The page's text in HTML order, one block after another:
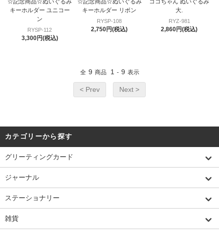
☆記念商品☆ぬいぐるみ
キーホルダー ユニコー
ン
RYSP-112
3,300円(税込)
☆記念商品☆ぬいぐるみ
キーホルダー リボン
RYSP-108
2,750円(税込)
ココちゃん ぬいぐるみ
大.
RYZ-981
2,860円(税込)
全 9 商品 1 - 9 表示
< Prev Next >
カテゴリーから探す
グリーティングカード
ジャーナル
ステーショナリー
雑貨